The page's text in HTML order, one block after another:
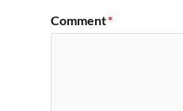
Comment*